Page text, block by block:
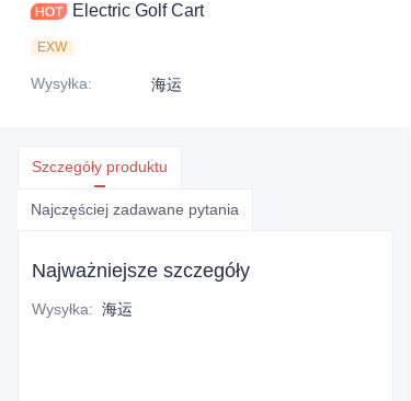
Electric Golf Cart
EXW
Wysyłka: 海运
Szczegóły produktu
Najczęściej zadawane pytania
Najważniejsze szczegóły
Wysyłka: 海运